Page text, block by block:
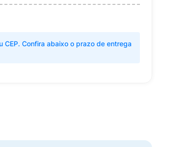
CEP. Confira abaixo o prazo de entrega